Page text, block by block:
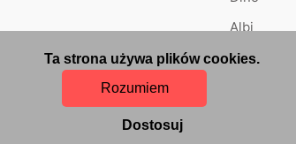
Albi
Ta strona używa plików cookies.
Rozumiem
Dostosuj